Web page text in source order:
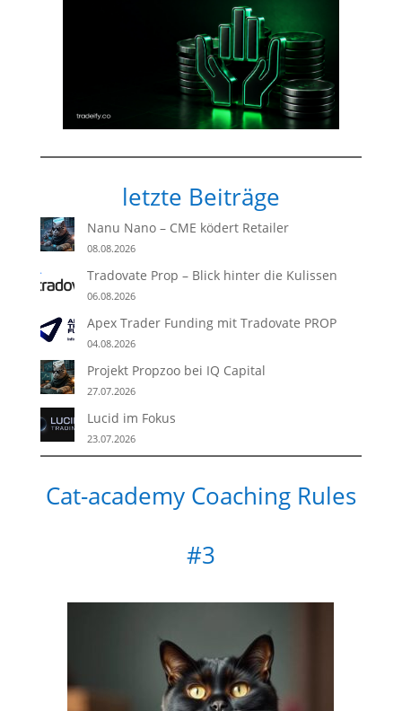
letzte Beiträge
Nanu Nano – CME ködert Retailer
08.08.2026
Tradovate Prop – Blick hinter die Kulissen
06.08.2026
Apex Trader Funding mit Tradovate PROP
04.08.2026
Projekt Propzoo bei IQ Capital
27.07.2026
Lucid im Fokus
23.07.2026
Cat-academy Coaching Rules
#3